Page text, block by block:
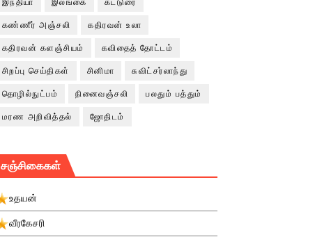
கண்ணீர் அஞ்சலி கதிரவன் உலா
கதிரவன் களஞ்சியம் கவிதைத் தோட்டம்
சிறப்பு செய்திகள் சினிமா சுவிட்சர்லாந்து
தொழில்நுட்பம் நினைவஞ்சலி பலதும் பத்தும்
மரண அறிவித்தல் ஜோதிடம்
சஞ்சிகைகள்
உதயன்
வீரகேசரி